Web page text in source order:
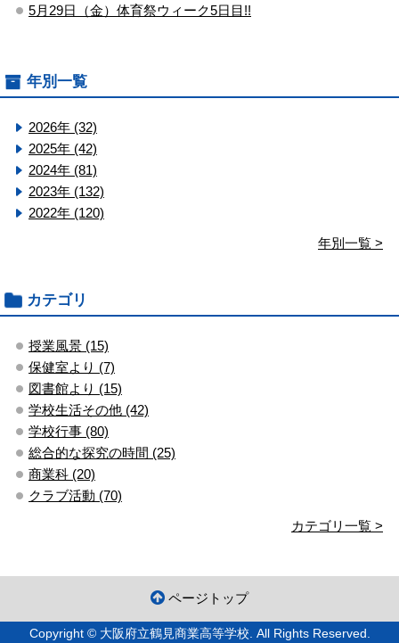
5月29日（金）体育祭ウィーク5日目!!
年別一覧
2026年 (32)
2025年 (42)
2024年 (81)
2023年 (132)
2022年 (120)
年別一覧 >
カテゴリ
授業風景 (15)
保健室より (7)
図書館より (15)
学校生活その他 (42)
学校行事 (80)
総合的な探究の時間 (25)
商業科 (20)
クラブ活動 (70)
カテゴリ一覧 >
ページトップ
Copyright © 大阪府立鶴見商業高等学校. All Rights Reserved.